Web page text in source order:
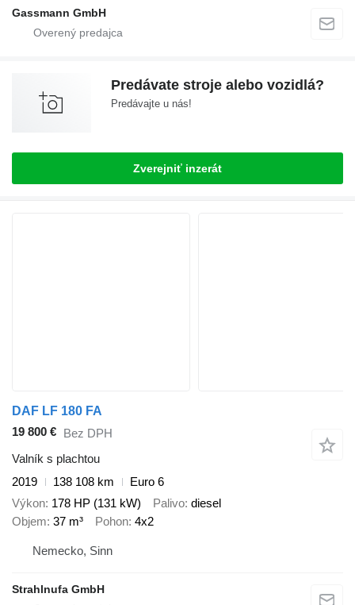
Gassmann GmbH
Predávate stroje alebo vozidlá?
Predávajte u nás!
Zverejniť inzerát
DAF LF 180 FA
19 800 € Bez DPH
Valník s plachtou
2019
138 108 km
Euro 6
Výkon 178 HP (131 kW) Palivo diesel
Objem 37 m³ Pohon 4x2
Nemecko, Sinn
Strahlnufa GmbH